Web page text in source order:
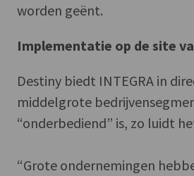
worden geënt.
Implementatie op de site
Destiny biedt INTEGRA in
middelgrote
“onderbediend” is, zo luidt
“Grote ondernemingen